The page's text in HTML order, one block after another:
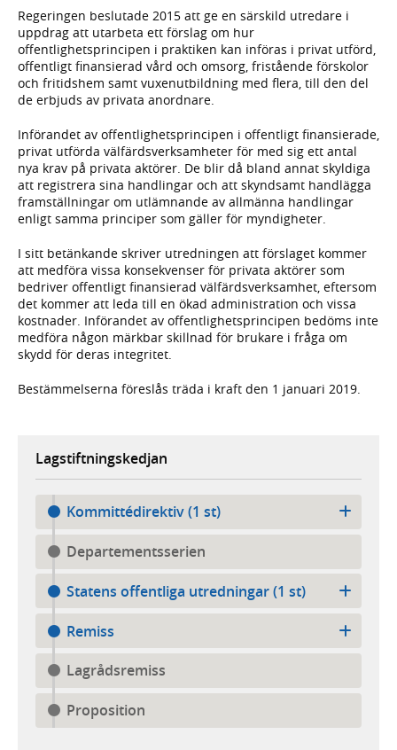
Regeringen beslutade 2015 att ge en särskild utredare i
uppdrag att utarbeta ett förslag om hur
offentlighetsprincipen i praktiken kan införas i privat utförd,
offentligt finansierad vård och omsorg, fristående förskolor
och fritidshem samt vuxenutbildning med flera, till den del
de erbjuds av privata anordnare.
Införandet av offentlighetsprincipen i offentligt finansierade,
privat utförda välfärdsverksamheter för med sig ett antal
nya krav på privata aktörer. De blir då bland annat skyldiga
att registrera sina handlingar och att skyndsamt handlägga
framställningar om utlämnande av allmänna handlingar
enligt samma principer som gäller för myndigheter.
I sitt betänkande skriver utredningen att förslaget kommer
att medföra vissa konsekvenser för privata aktörer som
bedriver offentligt finansierad välfärdsverksamhet, eftersom
det kommer att leda till en ökad administration och vissa
kostnader. Införandet av offentlighetsprincipen bedöms inte
medföra någon märkbar skillnad för brukare i fråga om
skydd för deras integritet.
Bestämmelserna föreslås träda i kraft den 1 januari 2019.
Lagstiftningskedjan
Kommittédirektiv (1 st)
Departementsserien
Statens offentliga utredningar (1 st)
Remiss
Lagrådsremiss
Proposition